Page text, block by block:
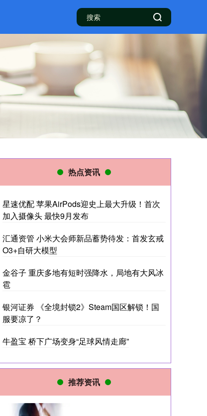
热点资讯
星速优配 苹果AirPods迎史上最大升级！首次
加入摄像头 最快9月发布
汇通资管 小米大会师新品蓄势待发：首发玄戒
O3+自研大模型
金谷子 重庆多地有短时强降水，局地有大风冰
雹
银河证券 《全境封锁2》Steam国区解锁！国
服要凉了？
牛盈宝 桥下广场变身“足球风情走廊”
推荐资讯